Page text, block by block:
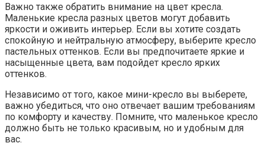
Важно также обратить внимание на цвет кресла.
Маленькие кресла разных цветов могут добавить
яркости и оживить интерьер. Если вы хотите создать
спокойную и нейтральную атмосферу, выберите кресло
пастельных оттенков. Если вы предпочитаете яркие и
насыщенные цвета, вам подойдет кресло ярких
оттенков.
Независимо от того, какое мини-кресло вы выберете,
важно убедиться, что оно отвечает вашим требованиям
по комфорту и качеству. Помните, что маленькое кресло
должно быть не только красивым, но и удобным для
вас.